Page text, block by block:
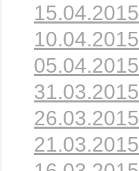
15.04.2015
10.04.2015
05.04.2015
31.03.2015
26.03.2015
21.03.2015